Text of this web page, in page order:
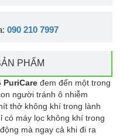
090 210 7997
PHẨM
đem đến một trong
người tránh ô nhiễm
thở không khí trong lành
có máy lọc không khí trong
mà ngay cả khi đi ra